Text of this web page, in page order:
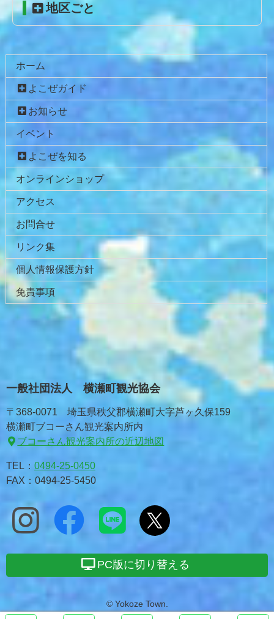
地区ごと
ホーム
よこぜガイド
お知らせ
イベント
よこぜを知る
オンラインショップ
アクセス
お問合せ
リンク集
個人情報保護方針
免責事項
一般社団法人 横瀬町観光協会
〒368-0071 埼玉県秩父郡横瀬町大字芦ヶ久保159
横瀬町ブコーさん観光案内所内
ブコーさん観光案内所の近辺地図
TEL： 0494-25-0450
FAX：0494-25-5450
PC版に切り替える
© Yokoze Town.